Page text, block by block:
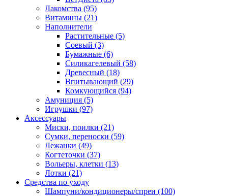
Лакомства (95)
Витамины (21)
Наполнители
Растительные (5)
Соевый (3)
Бумажные (6)
Силикагелевый (58)
Древесный (18)
Впитывающий (29)
Комкующийся (94)
Амуниция (5)
Игрушки (97)
Аксессуары
Миски, поилки (21)
Сумки, переноски (59)
Лежанки (49)
Когтеточки (37)
Вольеры, клетки (13)
Лотки (21)
Средства по уходу
Шампуни/кондиционеры/спреи (100)